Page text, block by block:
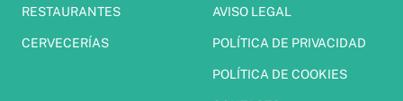
RESTAURANTES
CERVECERÍAS
AVISO LEGAL
POLÍTICA DE PRIVACIDAD
POLÍTICA DE COOKIES